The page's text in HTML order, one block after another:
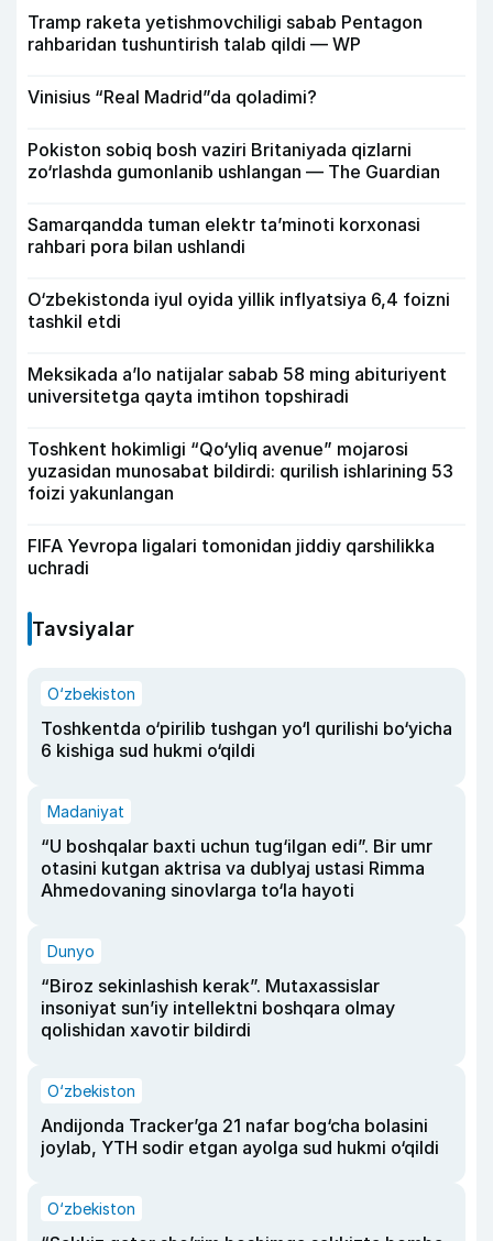
Tramp raketa yetishmovchiligi sabab Pentagon
rahbaridan tushuntirish talab qildi — WP
Vinisius “Real Madrid”da qoladimi?
Pokiston sobiq bosh vaziri Britaniyada qizlarni
zo‘rlashda gumonlanib ushlangan — The Guardian
Samarqandda tuman elektr ta’minoti korxonasi
rahbari pora bilan ushlandi
O‘zbekistonda iyul oyida yillik inflyatsiya 6,4 foizni
tashkil etdi
Meksikada a’lo natijalar sabab 58 ming abituriyent
universitetga qayta imtihon topshiradi
Toshkent hokimligi “Qo‘yliq avenue” mojarosi
yuzasidan munosabat bildirdi: qurilish ishlarining 53
foizi yakunlangan
FIFA Yevropa ligalari tomonidan jiddiy qarshilikka
uchradi
Tavsiyalar
O‘zbekiston
Toshkentda o‘pirilib tushgan yo‘l qurilishi bo‘yicha
6 kishiga sud hukmi o‘qildi
Madaniyat
“U boshqalar baxti uchun tug‘ilgan edi”. Bir umr
otasini kutgan aktrisa va dublyaj ustasi Rimma
Ahmedovaning sinovlarga to‘la hayoti
Dunyo
“Biroz sekinlashish kerak”. Mutaxassislar
insoniyat sun’iy intellektni boshqara olmay
qolishidan xavotir bildirdi
O‘zbekiston
Andijonda Tracker’ga 21 nafar bog‘cha bolasini
joylab, YTH sodir etgan ayolga sud hukmi o‘qildi
O‘zbekiston